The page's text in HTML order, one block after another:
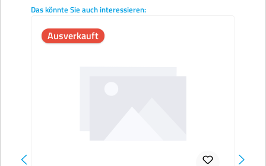
Produktgalerie überspringen
Das könnte Sie auch interessieren:
Ausverkauft